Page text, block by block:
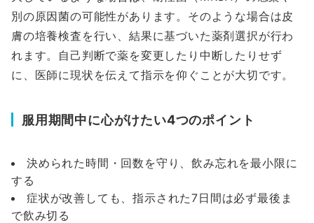
別の原因菌の可能性があります。そのような場合は皮
膚の培養検査を行い、結果に基づいた薬剤選択が行わ
れます。自己判断で薬を変更したり中断したりせず
に、医師に現状を伝えて指示を仰ぐことが大切です。
服用期間中に心がけたい4つのポイント
決められた時間・回数を守り、飲み忘れを最小限に
する
症状が改善しても、指示された7日間は必ず最後ま
で飲み切る